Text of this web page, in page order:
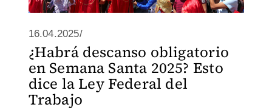
16.04.2025/
¿Habrá descanso obligatorio
en Semana Santa 2025? Esto
dice la Ley Federal del
Trabajo